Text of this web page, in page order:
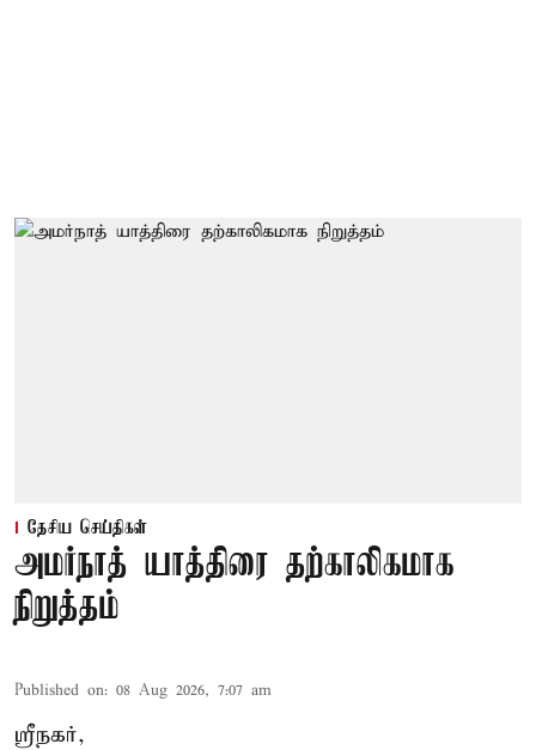
தேசிய செய்திகள்
அமர்நாத் யாத்திரை தற்காலிகமாக
நிறுத்தம்
Published on: 08 Aug 2026, 7:07 am
ஸ்ரீநகர்,